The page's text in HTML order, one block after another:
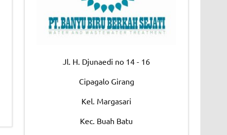
Jl. H. Djunaedi no 14 - 16
Cipagalo Girang
Kel. Margasari
Kec. Buah Batu